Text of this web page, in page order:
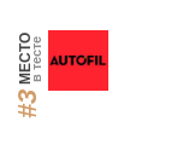
#3
МЕСТОв тесте